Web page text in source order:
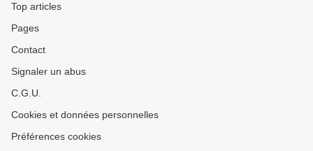
Top articles
Pages
Contact
Signaler un abus
C.G.U.
Cookies et données personnelles
Préférences cookies